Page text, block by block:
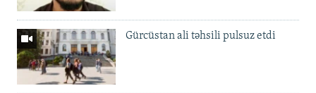
Gürcüstan ali təhsili pulsuz etdi